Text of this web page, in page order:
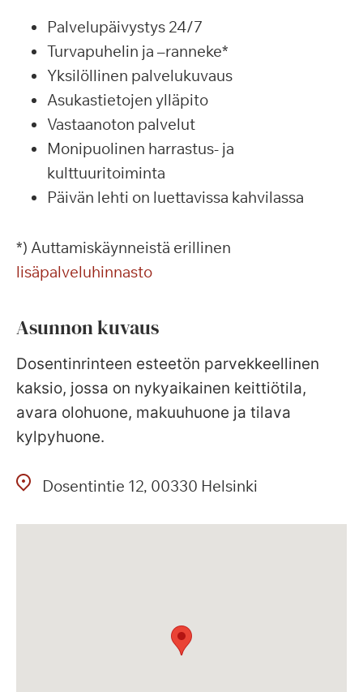
Palvelupäivystys 24/7
Turvapuhelin ja –ranneke*
Yksilöllinen palvelukuvaus
Asukastietojen ylläpito
Vastaanoton palvelut
Monipuolinen harrastus- ja
kulttuuritoiminta
Päivän lehti on luettavissa kahvilassa
*) Auttamiskäynneistä erillinen
lisäpalveluhinnasto
Asunnon kuvaus
Dosentinrinteen esteetön parvekkeellinen
kaksio, jossa on nykyaikainen keittiötila,
avara olohuone, makuuhuone ja tilava
kylpyhuone.
Dosentintie 12 00330 Helsinki